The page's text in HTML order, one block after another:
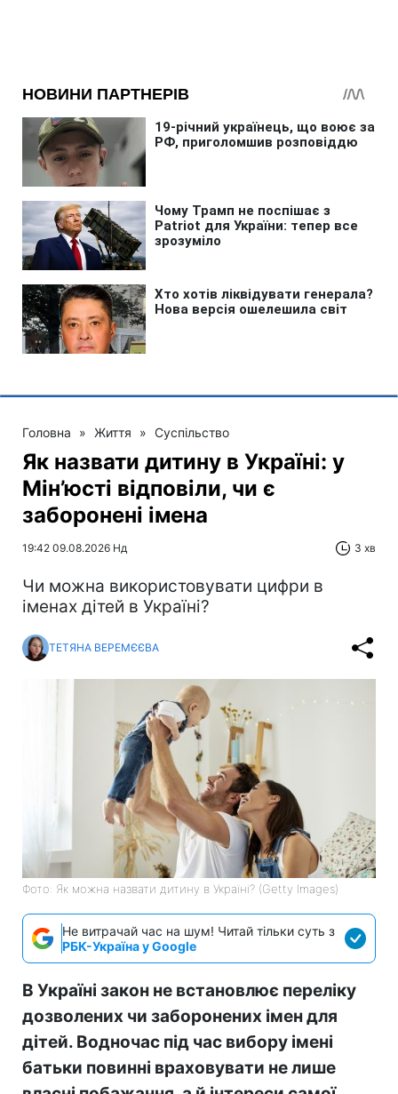
Головна » Життя » Суспільство
Як назвати дитину в Україні: у
Мін’юсті відповіли, чи є
заборонені імена
19:42 09.08.2026 Нд 3 хв
Чи можна використовувати цифри в
іменах дітей в Україні?
ТЕТЯНА ВЕРЕМЄЄВА
Фото: Як можна назвати дитину в Україні? (Getty Images)
Не витрачай час на шум! Читай тільки суть з
РБК-Україна у Google
В Україні закон не встановлює переліку
дозволених чи заборонених імен для
дітей. Водночас під час вибору імені
батьки повинні враховувати не лише